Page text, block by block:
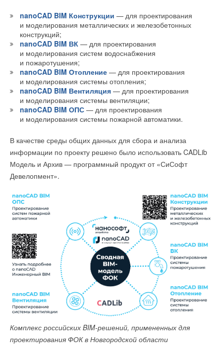
nanoCAD BIM Конструкции — для проектирования
и моделирования металлических и железобетонных
конструкций;
nanoCAD BIM ВК — для проектирования
и моделирования систем водоснабжения
и пожаротушения;
nanoCAD BIM Отопление — для проектирования
и моделирования системы отопления;
nanoCAD BIM Вентиляция — для проектирования
и моделирования системы вентиляции;
nanoCAD BIM ОПС — для проектирования
и моделирования системы пожарной автоматики.
В качестве среды общих данных для сбора и анализа
информации по проекту решено было использовать CADLib
Модель и Архив — программный продукт от «СиСофт
Девелопмент».
Комплекс российских BIM-решений, примененных для
проектирования ФОК в Новгородской области